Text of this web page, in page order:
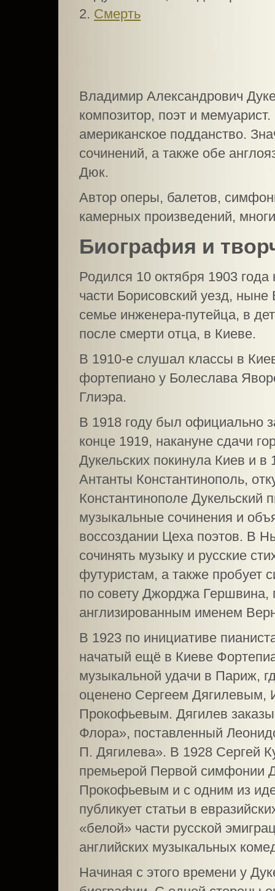
2. Смерть
Владимир Александрович
композитор, поэт и
американское подданство.
сочинений, а также обе
Дюк.
Автор оперы, балетов,
камерных произведений,
Биография и
Родился 10 октября 1903
части Борисовский уезд,
семье инженера-путейца, в
после смерти отца, в Киеве.
В 1910-е слушал классы в
фортепиано у Болеслава
Глиэра.
В 1918 году был официально
конце 1919, накануне сдачи
Дукельских покинула Киев и
Антанты Константинополь,
Константинополе Дукельский
музыкальные сочинения и
воссоздании Цеха поэтов. В
сочинять музыку и русские
футуристам, а также пробует
по совету Джорджа Гершвина,
англизированным именем
В 1923 по инициативе
начатый ещё в Киеве
музыкальной удачи в Париж,
оценено Сергеем Дягилевым,
Прокофьевым. Дягилев
Флора», поставленный
П. Дягилева». В 1928 Сергей
премьерой Первой симфонии
Прокофьевым и с одним из
публикует статьи в
«белой» части русской
английских музыкальных
Начиная с этого времени у